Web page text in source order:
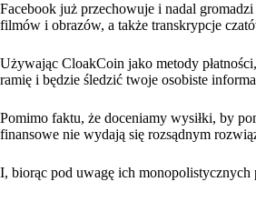
Facebook już przechowuje i nadal
filmów i obrazów, a także transkrypcje
Używając CloakCoin jako metody
ramię i będzie śledzić twoje osobiste
Pomimo faktu, że doceniamy wysiłki, by
finansowe nie wydają się rozsądnym
I, biorąc pod uwagę ich monopolistycznych